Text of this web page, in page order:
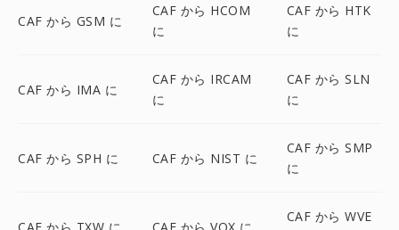
CAF から GSM に
CAF から HCOM
に
CAF から HTK
に
CAF から IMA に
CAF から IRCAM
に
CAF から SLN
に
CAF から SPH に CAF から NIST に
CAF から SMP
に
CAF から TXW に CAF から VOX に
CAF から WVE